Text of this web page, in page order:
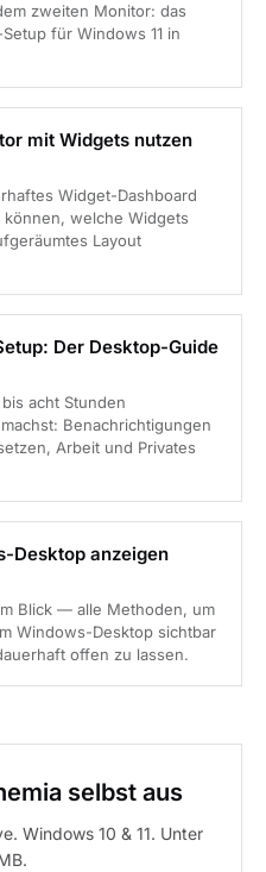
zweiten Monitor: das
für Windows 11 in
mit Widgets nutzen
Widget-Dashboard
welche Widgets
Layout
Der Desktop-Guide
acht Stunden
Benachrichtigungen
Arbeit und Privates
Desktop anzeigen
Blick — alle Methoden, um
Windows-Desktop sichtbar
offen zu lassen.
selbst aus
Windows 10 & 11. Unter